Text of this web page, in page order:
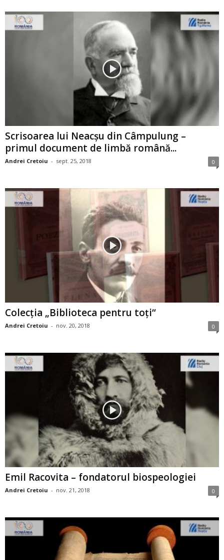
Scrisoarea lui Neacşu din Câmpulung –
primul document de limbă română...
Andrei Cretoiu - sept. 25, 2018 0
Colecţia „Biblioteca pentru toţi“
Andrei Cretoiu - nov. 20, 2018 0
Emil Racovita – fondatorul biospeologiei
Andrei Cretoiu - nov. 21, 2018 0